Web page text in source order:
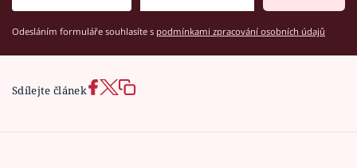
Odesláním formuláře souhlasíte s podmínkami zpracování osobních údajů
Sdílejte článek